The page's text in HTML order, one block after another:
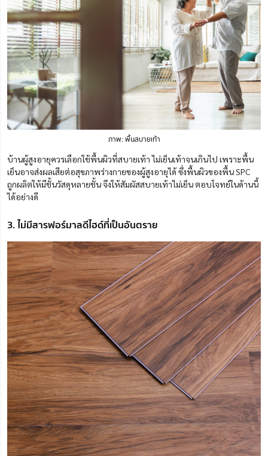
ภาพ: พื้นสบายเท้า
บ้านผู้สูงอายุควรเลือกใช้พื้นผิวที่สบายเท้า ไม่เย็นเท้าจนเกินไป เพราะพื้น
เย็นอาจส่งผลเสียต่อสุขภาพร่างกายของผู้สูงอายุได้ ซึ่งพื้นผิวของพื้น SPC
ถูกผลิตให้มีชั้นวัสดุหลายชั้น จึงให้สัมผัสสบายเท้าไม่เย็น ตอบโจทย์ในด้านนี้
ได้อย่างดี
3. ไม่มีสารฟอร์มาลดีไฮด์ที่เป็นอันตราย